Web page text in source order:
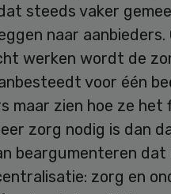
steeds vaker
naar aanbieders.
werken wordt de
voor één
maar zien hoe ze het
zorg nodig is dan
beargumenteren
zorg en